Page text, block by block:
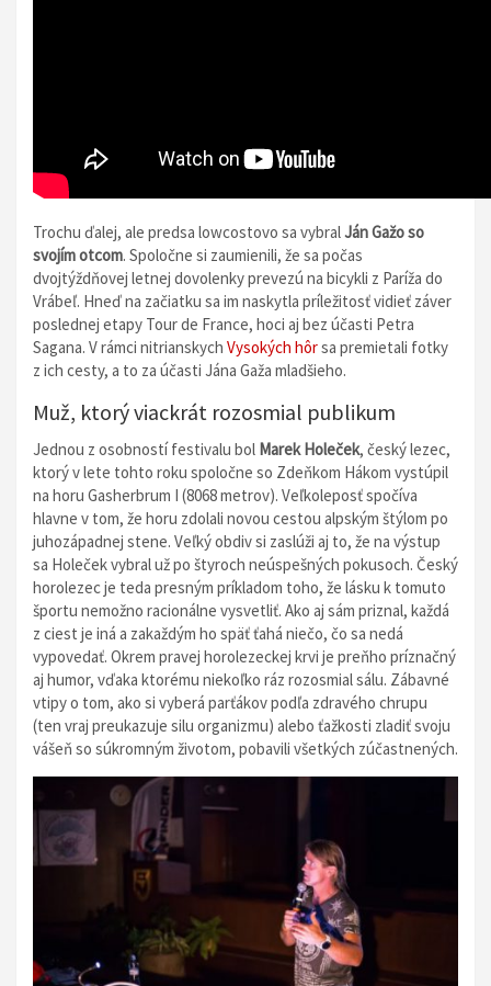
Trochu ďalej, ale predsa lowcostovo sa vybralJán Gažo so
svojím otcom. Spoločne si zaumienili, že sa počas
dvojtýždňovej letnej dovolenky prevezú na bicykli z Paríža do
Vrábeľ. Hneď na začiatku sa im naskytla príležitosť vidieť záver
poslednej etapy Tour de France, hoci aj bez účasti Petra
Sagana. V rámci nitrianskych Vysokých hôrsa premietali fotky
z ich cesty, a to za účasti Jána Gaža mladšieho.
Muž, ktorý viackrát rozosmial publikum
Jednou z osobností festivalu bol Marek Holeček, český lezec,
ktorý v lete tohto roku spoločne so Zdeňkom Hákom vystúpil
na horu Gasherbrum I (8068 metrov). Veľkoleposť spočíva
hlavne v tom, že horu zdolali novou cestou alpským štýlom po
juhozápadnej stene. Veľký obdiv si zaslúži aj to, že na výstup
sa Holeček vybral už po štyroch neúspešných pokusoch. Český
horolezec je teda presným príkladom toho, že lásku k tomuto
športu nemožno racionálne vysvetliť. Ako aj sám priznal, každá
z ciest je iná a zakaždým ho späť ťahá niečo, čo sa nedá
vypovedať. Okrem pravej horolezeckej krvi je preňho príznačný
aj humor, vďaka ktorému niekoľko ráz rozosmial sálu. Zábavné
vtipy o tom, ako si vyberá parťákov podľa zdravého chrupu
(ten vraj preukazuje silu organizmu) alebo ťažkosti zladiť svoju
vášeň so súkromným životom, pobavili všetkých zúčastnených.